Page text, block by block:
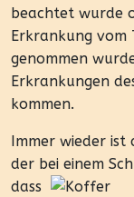
beachtet wurde
Erkrankung vom
genommen
Erkrankungen
kommen.
Immer wieder ist
der bei einem
dass